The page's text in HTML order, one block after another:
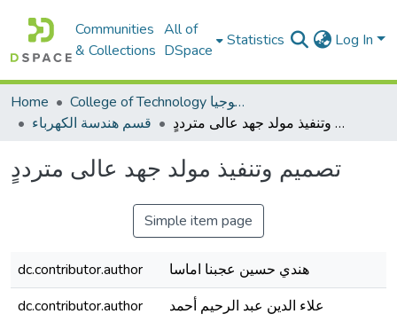
Communities
& Collections
All of
DSpace
Statistics Log In
Home
College of Technology كلية التكنولوجيا
قسم هندسة الكهرباء
تصميم وتنفيذ مولد جهد عالى مترددٍ
تصميم وتنفيذ مولد جهد عالى مترددٍ
Simple item page
dc.contributor.author
هندي حسين عجبنا اماسا
dc.contributor.author
علاء الدين عبد الرحيم أحمد